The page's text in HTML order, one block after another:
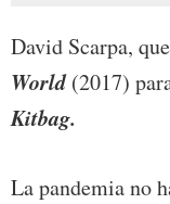
David Scarpa,
World (2017)
Kitbag.
La pandemia no